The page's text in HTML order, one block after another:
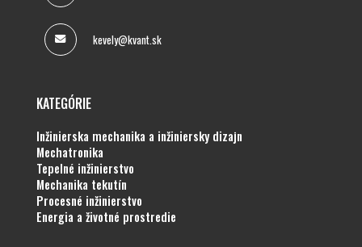
kevely@kvant.sk
KATEGÓRIE
inžinierska mechanika a inžiniersky dizajn
mechatronika
tepelné inžinierstvo
mechanika tekutín
procesné inžinierstvo
energia a životné prostredie